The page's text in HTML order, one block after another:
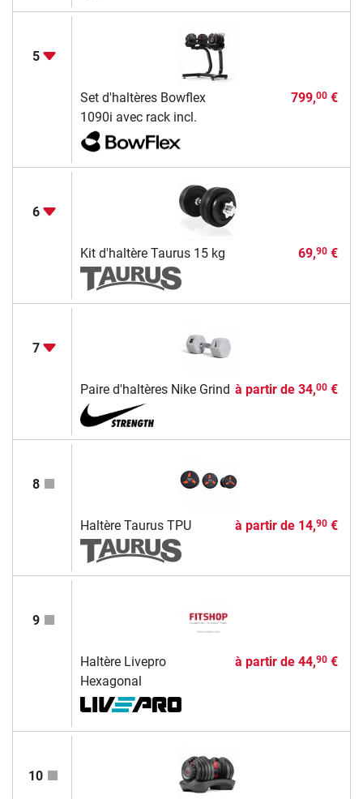
5
Set d'haltères Bowflex
1090i avec rack incl.
799,00€
6
Kit d'haltère Taurus 15 kg 69,90€
7
Paire d'haltères Nike Grind à partir de 34,00€
8
Haltère Taurus TPU à partir de 14,90€
9
Haltère Livepro
Hexagonal
à partir de 44,90€
10